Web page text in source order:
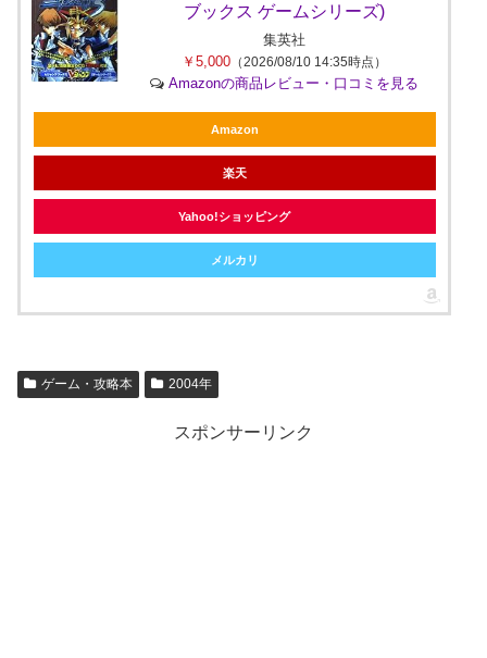
ブックス ゲームシリーズ)
集英社
￥5,000（2026/08/10 14:35時点）
Amazonの商品レビュー・口コミを見る
Amazon
楽天
Yahoo!ショッピング
メルカリ
ゲーム・攻略本 2004年
スポンサーリンク